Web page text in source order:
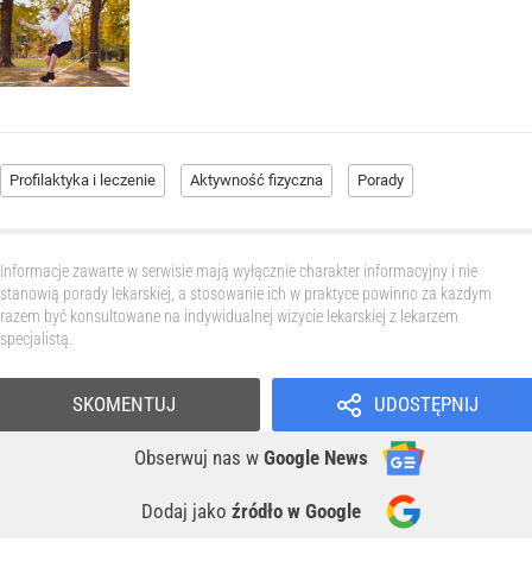
Profilaktyka i leczenie Aktywność fizyczna Porady
Informacje zawarte w serwisie mają wyłącznie charakter informacyjny i nie
stanowią porady lekarskiej, a stosowanie ich w praktyce powinno za każdym
razem być konsultowane na indywidualnej wizycie lekarskiej z lekarzem
specjalistą.
UDOSTĘPNIJ
Obserwuj nas w Google News
Dodaj jako źródło w Google
SKOMENTUJ